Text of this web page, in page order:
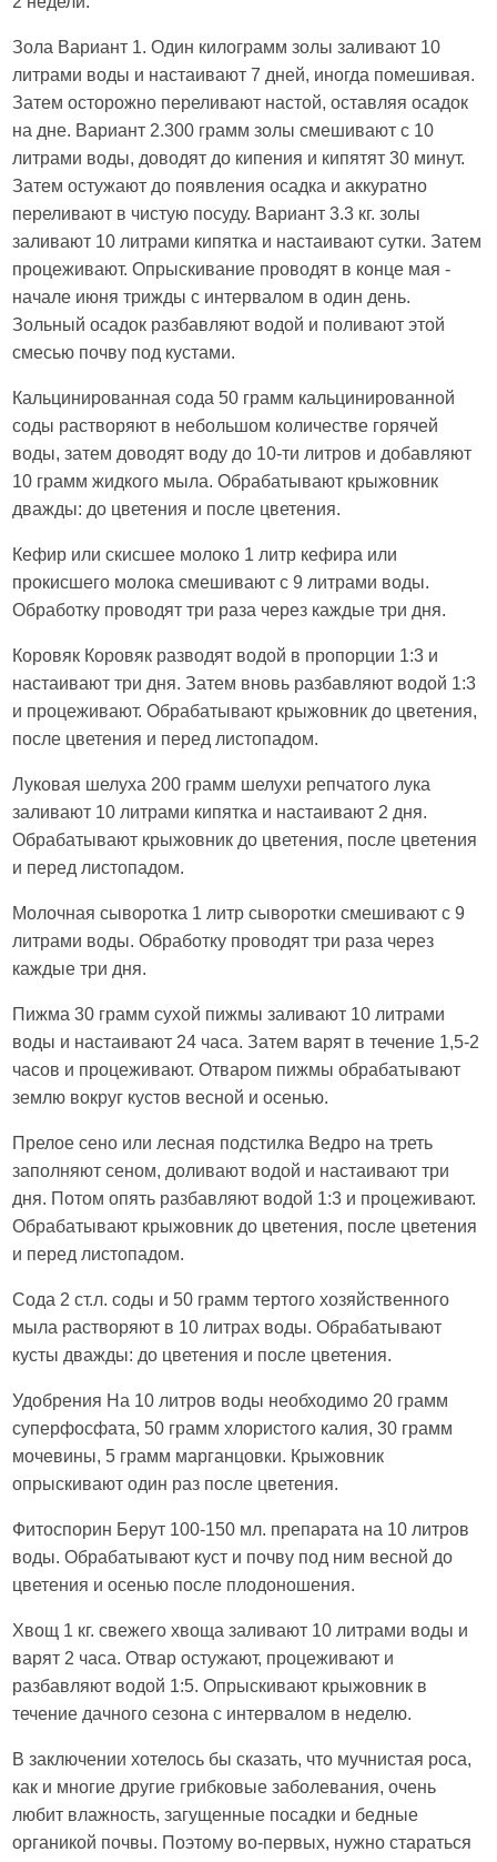
Зола Вариант 1. Один килограмм золы заливают 10
литрами воды и настаивают 7 дней, иногда помешивая.
Затем осторожно переливают настой, оставляя осадок
на дне. Вариант 2.300 грамм золы смешивают с 10
литрами воды, доводят до кипения и кипятят 30 минут.
Затем остужают до появления осадка и аккуратно
переливают в чистую посуду. Вариант 3.3 кг. золы
заливают 10 литрами кипятка и настаивают сутки. Затем
процеживают. Опрыскивание проводят в конце мая -
начале июня трижды с интервалом в один день.
Зольный осадок разбавляют водой и поливают этой
смесью почву под кустами.
Кальцинированная сода 50 грамм кальцинированной
соды растворяют в небольшом количестве горячей
воды, затем доводят воду до 10-ти литров и добавляют
10 грамм жидкого мыла. Обрабатывают крыжовник
дважды: до цветения и после цветения.
Кефир или скисшее молоко 1 литр кефира или
прокисшего молока смешивают с 9 литрами воды.
Обработку проводят три раза через каждые три дня.
Коровяк Коровяк разводят водой в пропорции 1:3 и
настаивают три дня. Затем вновь разбавляют водой 1:3
и процеживают. Обрабатывают крыжовник до цветения,
после цветения и перед листопадом.
Луковая шелуха 200 грамм шелухи репчатого лука
заливают 10 литрами кипятка и настаивают 2 дня.
Обрабатывают крыжовник до цветения, после цветения
и перед листопадом.
Молочная сыворотка 1 литр сыворотки смешивают с 9
литрами воды. Обработку проводят три раза через
каждые три дня.
Пижма 30 грамм сухой пижмы заливают 10 литрами
воды и настаивают 24 часа. Затем варят в течение 1,5-2
часов и процеживают. Отваром пижмы обрабатывают
землю вокруг кустов весной и осенью.
Прелое сено или лесная подстилка Ведро на треть
заполняют сеном, доливают водой и настаивают три
дня. Потом опять разбавляют водой 1:3 и процеживают.
Обрабатывают крыжовник до цветения, после цветения
и перед листопадом.
Сода 2 ст.л. соды и 50 грамм тертого хозяйственного
мыла растворяют в 10 литрах воды. Обрабатывают
кусты дважды: до цветения и после цветения.
Удобрения На 10 литров воды необходимо 20 грамм
суперфосфата, 50 грамм хлористого калия, 30 грамм
мочевины, 5 грамм марганцовки. Крыжовник
опрыскивают один раз после цветения.
Фитоспорин Берут 100-150 мл. препарата на 10 литров
воды. Обрабатывают куст и почву под ним весной до
цветения и осенью после плодоношения.
Хвощ 1 кг. свежего хвоща заливают 10 литрами воды и
варят 2 часа. Отвар остужают, процеживают и
разбавляют водой 1:5. Опрыскивают крыжовник в
течение дачного сезона с интервалом в неделю.
В заключении хотелось бы сказать, что мучнистая роса,
как и многие другие грибковые заболевания, очень
любит влажность, загущенные посадки и бедные
органикой почвы. Поэтому во-первых, нужно стараться